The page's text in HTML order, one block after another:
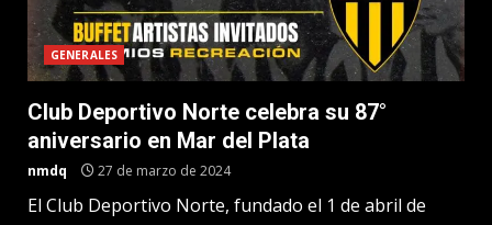
GENERALES
Club Deportivo Norte celebra su 87°
aniversario en Mar del Plata
nmdq 27 de marzo de 2024
El Club Deportivo Norte, fundado el 1 de abril de